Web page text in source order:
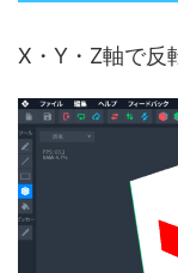
X・Y・Z軸で反